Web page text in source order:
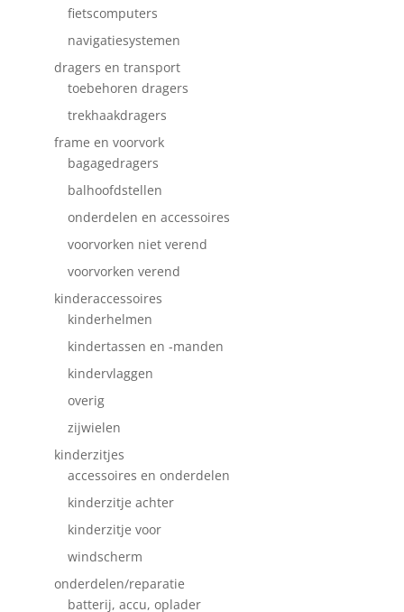
fietscomputers
navigatiesystemen
dragers en transport
toebehoren dragers
trekhaakdragers
frame en voorvork
bagagedragers
balhoofdstellen
onderdelen en accessoires
voorvorken niet verend
voorvorken verend
kinderaccessoires
kinderhelmen
kindertassen en -manden
kindervlaggen
overig
zijwielen
kinderzitjes
accessoires en onderdelen
kinderzitje achter
kinderzitje voor
windscherm
onderdelen/reparatie
batterij, accu, oplader